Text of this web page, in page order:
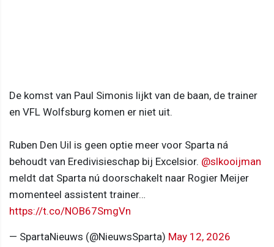
De komst van Paul Simonis lijkt van de baan, de trainer
en VFL Wolfsburg komen er niet uit.
Ruben Den Uil is geen optie meer voor Sparta ná
behoudt van Eredivisieschap bij Excelsior. @slkooijman
meldt dat Sparta nú doorschakelt naar Rogier Meijer
momenteel assistent trainer…
https://t.co/NOB67SmgVn
— SpartaNieuws (@NieuwsSparta) May 12, 2026